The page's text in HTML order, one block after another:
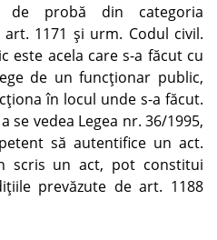
de probă din categoria
1171 şi urm. Codul civil.
este acela care s-a făcut cu
de un funcţionar public,
în locul unde s-a făcut.
se vedea Legea nr. 36/1995,
să autentifice un act.
scris un act, pot constitui
prevăzute de art. 1188